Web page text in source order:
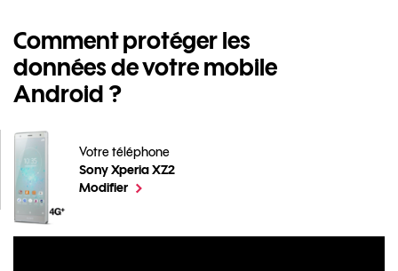
Comment protéger les
données de votre mobile
Android ?
Votre téléphone
Sony Xperia XZ2
Comment protéger les données de votre mobile
Modifierle téléphone sélectionné